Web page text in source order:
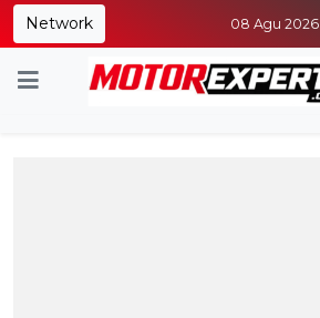
Network 08 Agu 2026